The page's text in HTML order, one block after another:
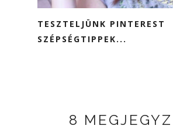
TESZTELJÜNK PINTEREST
SZÉPSÉGTIPPEK...
8